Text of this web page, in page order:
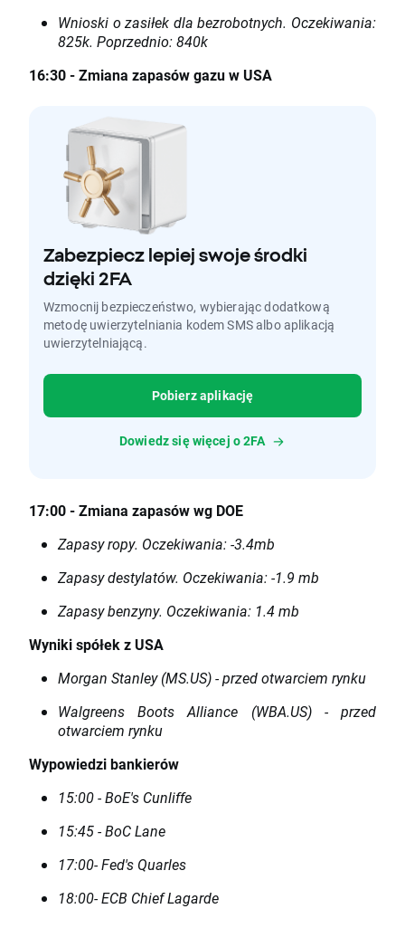
Wnioski o zasiłek dla bezrobotnych. Oczekiwania:
825k. Poprzednio: 840k
16:30 - Zmiana zapasów gazu w USA
Zabezpiecz lepiej swoje środki
dzięki 2FA
Wzmocnij bezpieczeństwo, wybierając dodatkową
metodę uwierzytelniania kodem SMS albo aplikacją
uwierzytelniającą.
Pobierz aplikację
Dowiedz się więcej o 2FA
17:00 - Zmiana zapasów wg DOE
Zapasy ropy. Oczekiwania: -3.4mb
Zapasy destylatów. Oczekiwania: -1.9 mb
Zapasy benzyny. Oczekiwania: 1.4 mb
Wyniki spółek z USA
Morgan Stanley (MS.US) - przed otwarciem rynku
Walgreens Boots Alliance (WBA.US) - przed
otwarciem rynku
Wypowiedzi bankierów
15:00 - BoE's Cunliffe
15:45 - BoC Lane
17:00- Fed's Quarles
18:00- ECB Chief Lagarde